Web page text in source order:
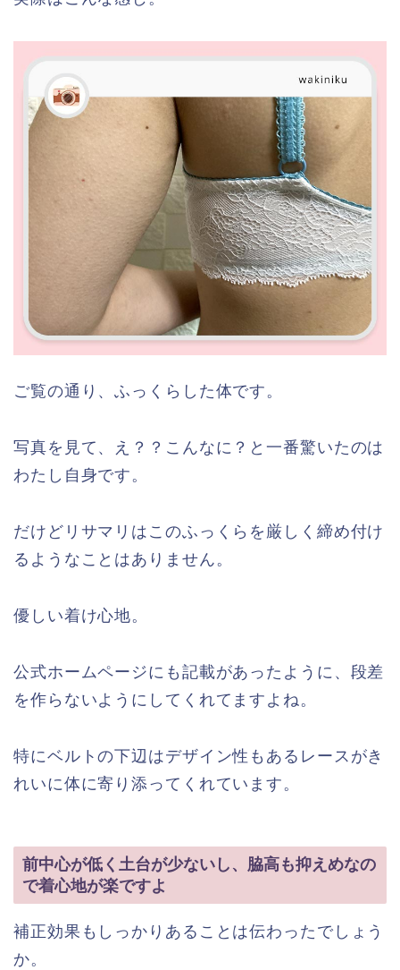
ご覧の通り、ふっくらした体です。
写真を見て、え？？こんなに？と一番驚いたのは
わたし自身です。
だけどリサマリはこのふっくらを厳しく締め付け
るようなことはありません。
優しい着け心地。
公式ホームページにも記載があったように、段差
を作らないようにしてくれてますよね。
特にベルトの下辺はデザイン性もあるレースがき
れいに体に寄り添ってくれています。
前中心が低く土台が少ないし、脇高も抑えめなの
で着心地が楽ですよ
補正効果もしっかりあることは伝わったでしょう
か。